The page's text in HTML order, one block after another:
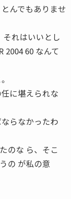
んでもありませ
れはいいとし
2004 60 なんて
に堪えられな
らなかったわ
のな ら、そこ
の が私の意